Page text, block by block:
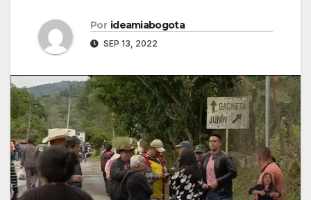
Por ideamiabogota
SEP 13, 2022